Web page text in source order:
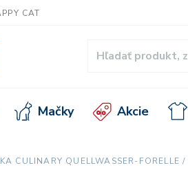
CAT
Mačky Akcie
CULINARY QUELLWASSER-FORELLE